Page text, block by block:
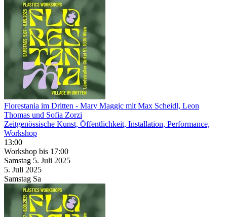
Florestania im Dritten - Mary Maggic mit Max Scheidl, Leon
Thomas und Sofia Zorzi
Zeitgenössische Kunst, Öffentlichkeit, Installation, Performance,
Workshop
13:00
Workshop bis 17:00
Samstag 5. Juli 2025
5. Juli 2025
Samstag Sa